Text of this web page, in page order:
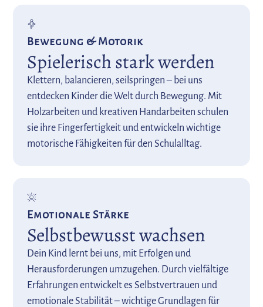
Bewegung & Motorik
Spielerisch stark werden
Klettern, balancieren, seilspringen – bei uns
entdecken Kinder die Welt durch Bewegung. Mit
Holzarbeiten und kreativen Handarbeiten schulen
sie ihre Fingerfertigkeit und entwickeln wichtige
motorische Fähigkeiten für den Schulalltag.
Emotionale Stärke
Selbstbewusst wachsen
Dein Kind lernt bei uns, mit Erfolgen und
Herausforderungen umzugehen. Durch vielfältige
Erfahrungen entwickelt es Selbstvertrauen und
emotionale Stabilität – wichtige Grundlagen für